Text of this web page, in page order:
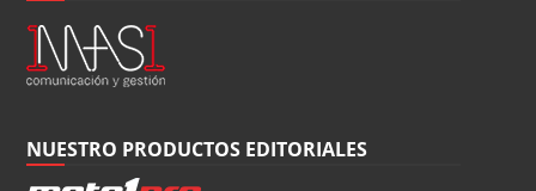
NUESTRO PRODUCTOS EDITORIALES